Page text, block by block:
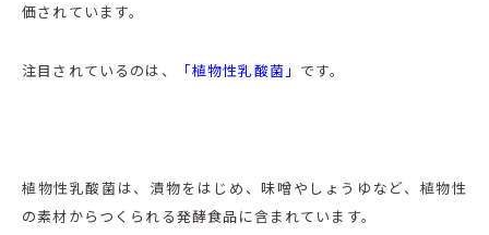
価されています。
注目されているのは、 「植物性乳酸菌」 です。
植物性乳酸菌は、漬物をはじめ、味噌やしょうゆなど、植物性
の素材からつくられる発酵食品に含まれています。